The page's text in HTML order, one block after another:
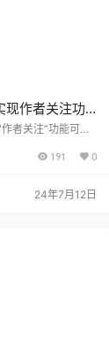
作者关注功
者关注”功能可以
在WordPress中实
关注功能？ 增强
喜欢的作者，可以
191 0
24年7月12日